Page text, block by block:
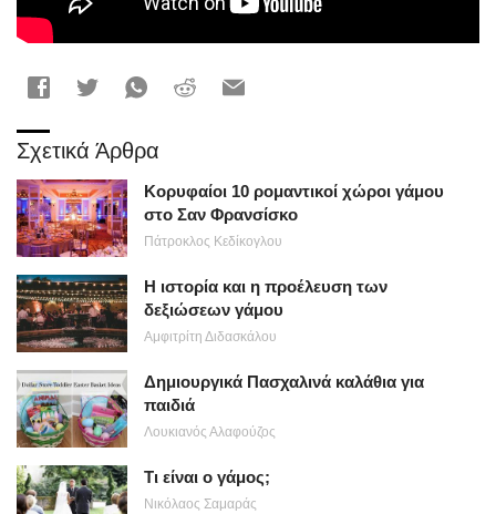
Σχετικά Άρθρα
Κορυφαίοι 10 ρομαντικοί χώροι γάμου
στο Σαν Φρανσίσκο
Πάτροκλος Κεδίκογλου
Η ιστορία και η προέλευση των
δεξιώσεων γάμου
Αμφιτρίτη Διδασκάλου
Δημιουργικά Πασχαλινά καλάθια για
παιδιά
Λουκιανός Αλαφούζος
Τι είναι ο γάμος;
Νικόλαος Σαμαράς